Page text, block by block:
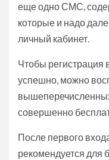
еще одно СМС,
которые и надо
личный кабинет.
Чтобы регистрация
успешно, можно
совершенно
После первого
рекомендуется для